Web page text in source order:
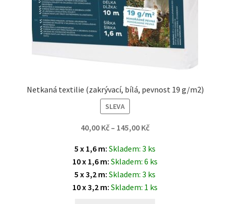
Netkaná textilie (zakrývací, bílá, pevnost 19 g/m2)
SLEVA
40,00 Kč – 145,00 Kč
5 x 1,6 m: Skladem: 3 ks
10 x 1,6 m: Skladem: 6 ks
5 x 3,2 m: Skladem: 3 ks
10 x 3,2 m: Skladem: 1 ks